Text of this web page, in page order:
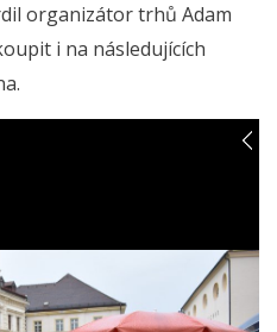
organizátor trhů Adam
i na následujících